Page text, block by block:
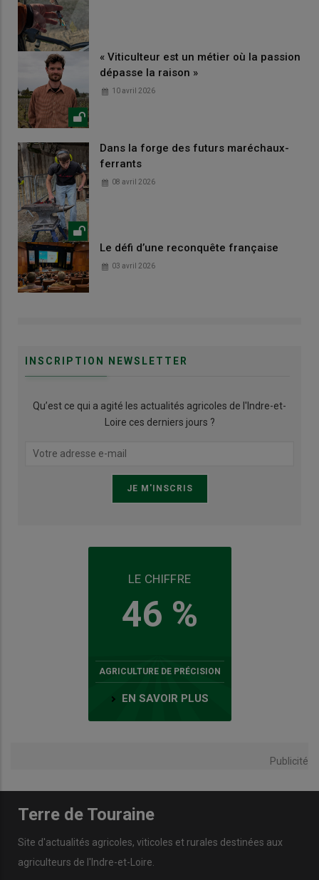
« Viticulteur est un métier où la passion
dépasse la raison »
10 avril 2026
Dans la forge des futurs maréchaux-
ferrants
08 avril 2026
Le défi d’une reconquête française
03 avril 2026
INSCRIPTION NEWSLETTER
Qu’est ce qui a agité les actualités agricoles de l'Indre-et-
Loire ces derniers jours ?
LE CHIFFRE
46 %
AGRICULTURE DE PRÉCISION
EN SAVOIR PLUS
Publicité
Terre de Touraine
Site d'actualités agricoles, viticoles et rurales destinées aux
agriculteurs de l'Indre-et-Loire.